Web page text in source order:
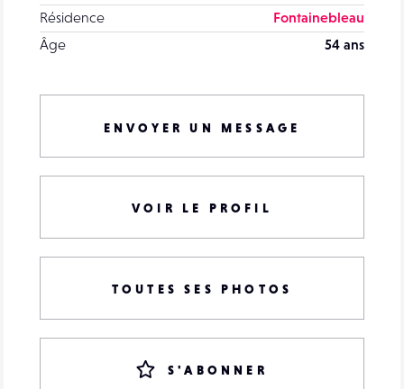
Résidence
Fontainebleau
Âge
54 ans
ENVOYER UN MESSAGE
VOIR LE PROFIL
TOUTES SES PHOTOS
S'ABONNER